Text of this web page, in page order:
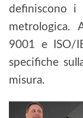
definiscono i
metrologica.
9001 e ISO/
specifiche
misura.